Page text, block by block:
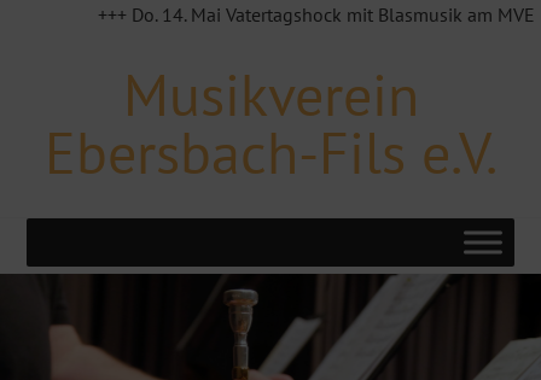
+++ Do. 14. Mai Vatertagshock mit Blasmusik am MVE
Musikverein
Ebersbach-Fils e.V.